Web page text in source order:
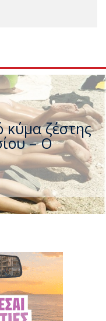
την ώρα